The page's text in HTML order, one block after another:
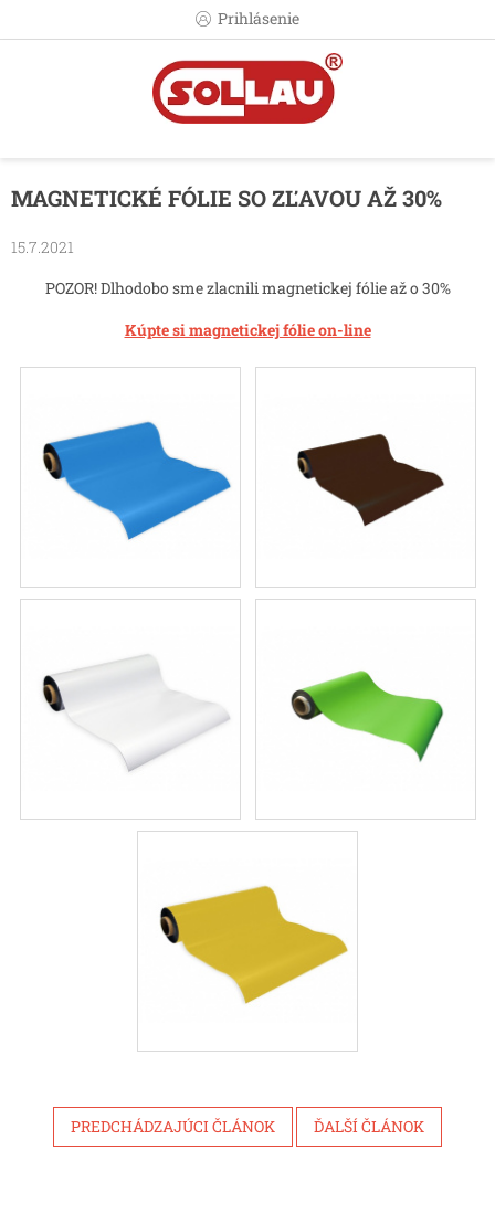
Prihlásenie
MAGNETICKÉ FÓLIE SO ZĽAVOU AŽ 30%
15.7.2021
POZOR! Dlhodobo sme zlacnili magnetickej fólie až o 30%
Kúpte si magnetickej fólie on-line
PREDCHÁDZAJÚCI ČLÁNOK ĎALŠÍ ČLÁNOK